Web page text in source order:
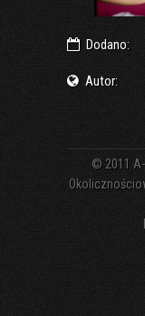
Dodano:
Autor:
© 2011